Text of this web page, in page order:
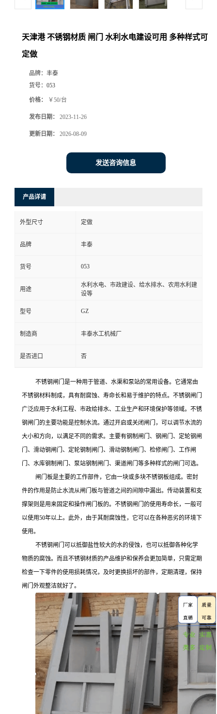
天津港 不锈钢材质 闸门 水利水电建设可用 多种样式可
定做
品牌： 丰泰
货号： 053
价格： ￥50/台
发布日期： 2023-11-26
更新日期： 2026-08-09
发送咨询信息
产品详请
外型尺寸 定做
品牌 丰泰
货号 053
用途
水利水电、市政建设、给水排水、农用水利建
设等
型号 GZ
制造商 丰泰水工机械厂
是否进口 否
不锈钢闸门是一种用于管道、水渠和泵站的常用设备。它通常由
不锈钢材料制成，具有耐腐蚀、寿命长和易于维护的特点。不锈钢闸门
广泛应用于水利工程、市政给排水、工业生产和环境保护等领域。不锈
钢闸门的主要功能是控制水流。通过开启或关闭闸门，可以调节水流的
大小和方向，以满足不同的需求。主要有钢制闸门、钢闸门、定轮钢闸
门、滑动钢闸门、定轮钢制闸门、滑动钢制闸门、检修闸门、工作闸
门、水库钢制闸门、泵站钢制闸门、渠道闸门等多种样式的闸门可选。
闸门板是主要的工作部件，它由一块或多块不锈钢板组成。密封
件的作用是防止水流从闸门板与管道之间的间隙中漏出。传动装置和支
撑架则是用来固定和操作闸门板的。不锈钢闸门的使用寿命长，一般可
以使用50年以上。此外，由于其耐腐蚀性，它可以在各种恶劣的环境下
使用。
不锈钢闸门可以抵御盐性较大的水的侵蚀，也可以抵御各种化学
物质的腐蚀。而且不锈钢材质的产品维护和保养会更加简单，只需定期
检查一下零件的使用损耗情况，及时更换损坏的部件，定期清理，保持
闸门外观整洁就好了。